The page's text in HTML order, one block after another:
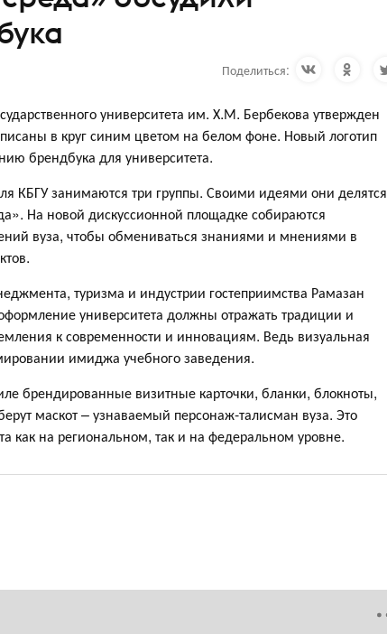
Поделиться:
университета им. Х.М. Бербекова утвержден
в круг синим цветом на белом фоне. Новый логотип
брендбука для университета.
КБГУ занимаются три группы. Своими идеями они делятся
На новой дискуссионной площадке собираются
вуза, чтобы обмениваться знаниями и мнениями в
туризма и индустрии гостеприимства Рамазан
университета должны отражать традиции и
к современности и инновациям. Ведь визуальная
имиджа учебного заведения.
брендированные визитные карточки, бланки, блокноты,
маскот – узнаваемый персонаж-талисман вуза. Это
как на региональном, так и на федеральном уровне.